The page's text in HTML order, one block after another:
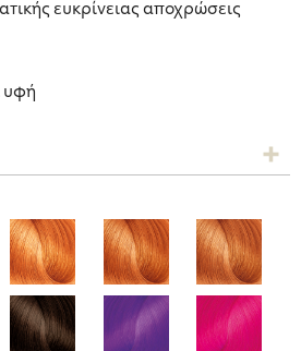
ευκρίνειας αποχρώσεις
υφή